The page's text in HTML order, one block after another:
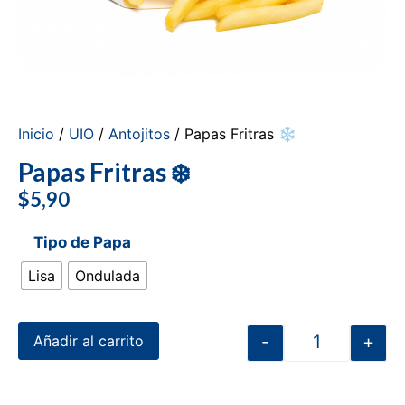
Inicio / UIO / Antojitos / Papas Fritras ❄️
Papas Fritras ❄️
$5,90
Tipo de Papa
Lisa
Ondulada
- +
Añadir al carrito